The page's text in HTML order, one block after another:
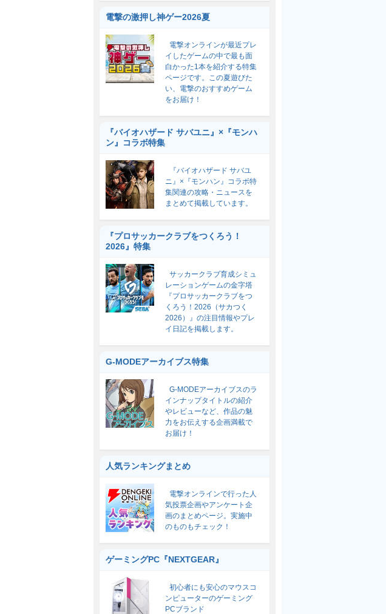
電撃の激押し神ゲー2026夏
電撃オンラインが最近プレ
イしたゲームの中で最も面
白かった1本を紹介する特集
ページです。この夏遊びた
い、電撃のおすすめゲーム
をお届け！
『バイオハザード サバユニ』×『モンハ
ン』コラボ特集
『バイオハザード サバユ
ニ』×『モンハン』コラボ特
集関連の攻略・ニュースを
まとめて掲載しています。
『プロサッカークラブをつくろう！
2026』特集
サッカークラブ育成シミュ
レーションゲームの金字塔
『プロサッカークラブをつ
くろう！2026（サカつく
2026）』の注目情報やプレ
イ日記を掲載します。
G-MODEアーカイブス特集
G-MODEアーカイブスのラ
インナップタイトルの紹介
やレビューなど、作品の魅
力をお伝えする企画満載で
お届け！
人気ランキングまとめ
電撃オンラインで行った人
気投票企画やアンケート企
画のまとめページ。実施中
のものもチェック！
ゲーミングPC『NEXTGEAR』
初心者にも安心のマウスコ
ンピューターのゲーミング
PCブランド